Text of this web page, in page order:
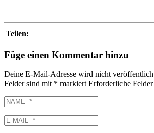
Teilen:
Füge einen Kommentar hinzu
Deine E-Mail-Adresse wird nicht
Felder sind mit * markiert Erforderliche